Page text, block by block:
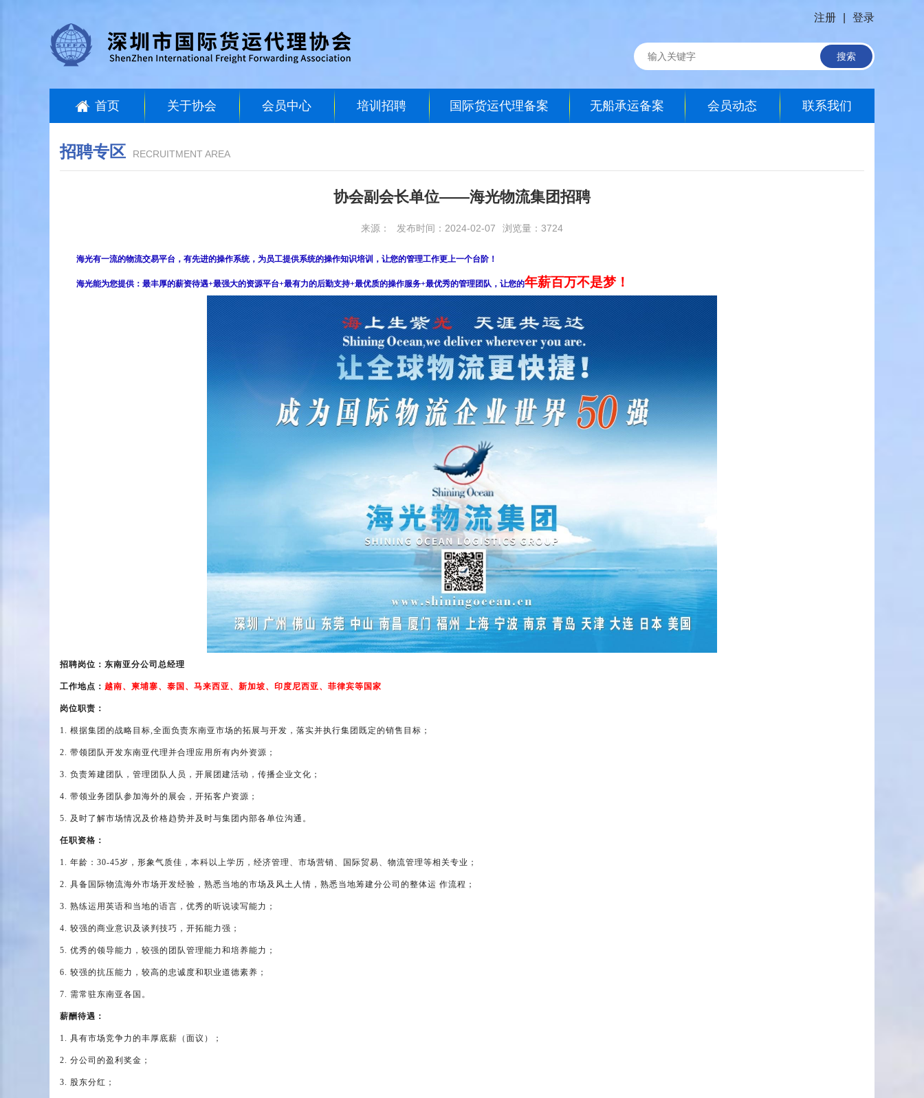
注册 登录
搜索
首页 关于协会 会员中心 培训招聘 国际货运代理备案 无船承运备案 会员动态 联系我们
招聘专区 RECRUITMENT AREA
协会副会长单位——海光物流集团招聘
来源： 发布时间：2024-02-07 浏览量：3724
海光有一流的物流交易平台，有先进的操作系统，为员工提供系统的操作知识培训，让您的管理工作更上一个台阶！
海光能为您提供：最丰厚的薪资待遇+最强大的资源平台+最有力的后勤支持+最优质的操作服务+最优秀的管理团队，让您的年薪百万不是梦！
招聘岗位：东南亚分公司总经理
工作地点： 越南、柬埔寨、泰国、马来西亚、新加坡、印度尼西亚、菲律宾等国家
岗位职责：
1. 根据集团的战略目标,全面负责东南亚市场的拓展与开发，落实并执行集团既定的销售目标；
2. 带领团队开发东南亚代理并合理应用所有内外资源；
3. 负责筹建团队，管理团队人员，开展团建活动，传播企业文化；
4. 带领业务团队参加海外的展会，开拓客户资源；
5. 及时了解市场情况及价格趋势并及时与集团内部各单位沟通。
任职资格：
1. 年龄：30-45岁，形象气质佳，本科以上学历，经济管理、市场营销、国际贸易、物流管理等相关专业；
2. 具备国际物流海外市场开发经验，熟悉当地的市场及风土人情，熟悉当地筹建分公司的整体运 作流程；
3. 熟练运用英语和当地的语言，优秀的听说读写能力；
4. 较强的商业意识及谈判技巧，开拓能力强；
5. 优秀的领导能力，较强的团队管理能力和培养能力；
6. 较强的抗压能力，较高的忠诚度和职业道德素养；
7. 需常驻东南亚各国。
薪酬待遇：
1. 具有市场竞争力的丰厚底薪（面议）；
2. 分公司的盈利奖金；
3. 股东分红；